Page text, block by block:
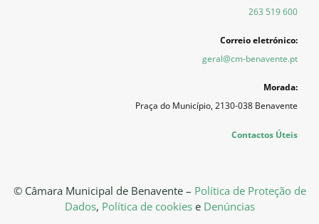
263 519 600
Correio eletrónico:
geral@cm-benavente.pt
Morada:
Praça do Município, 2130-038 Benavente
Contactos Úteis
© Câmara Municipal de Benavente – Política de Proteção de
Dados, Política de cookiese Denúncias